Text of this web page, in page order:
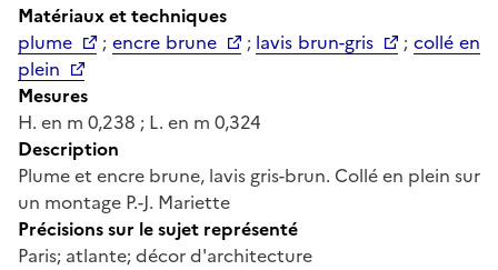
Matériaux et techniques
plume
; encre brune ; lavis brun-gris ;collé en
plein
Mesures
H. en m 0,238 ; L. en m 0,324
Description
Plume et encre brune, lavis gris-brun. Collé en plein sur
un montage P.-J. Mariette
Précisions sur le sujet représenté
Paris; atlante; décor d'architecture